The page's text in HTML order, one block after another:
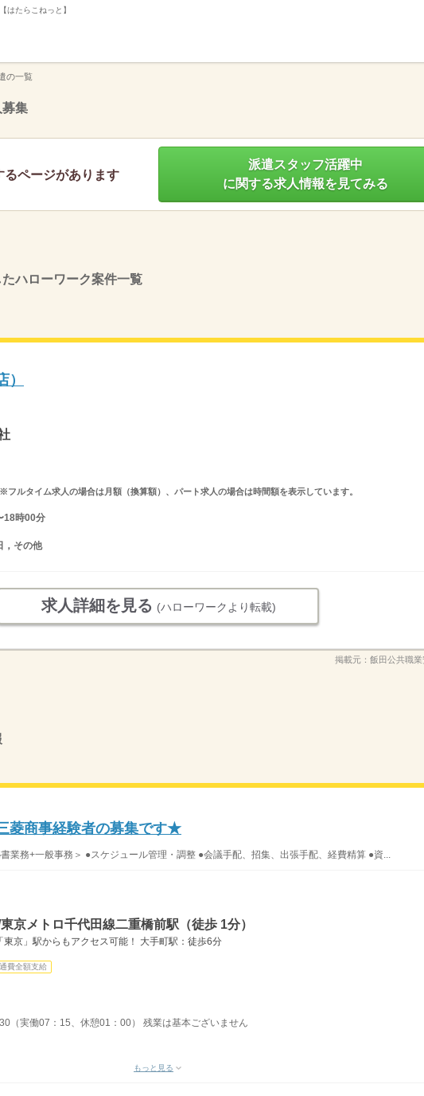
はたらこねっと】
の一覧
集
るページがあります
派遣スタッフ活躍中
に関する求人情報を見てみる
ハローワーク案件一覧
フルタイム求人の場合は月額（換算額）、パート求人の場合は時間額を表示しています。
18時00分
，その他
求人詳細を見る (ハローワークより転載)
掲載元： 飯田公共職
菱商事経験者の募集です★
業務+一般事務＞ ●スケジュール管理・調整 ●会議手配、招集、出張手配、経費精算 ●資...
京メトロ千代田線二重橋前駅（徒歩 1分）
東京」駅からもアクセス可能！ 大手町駅：徒歩6分
費全額支給
（実働07：15、休憩01：00） 残業は基本ございません
もっと見る